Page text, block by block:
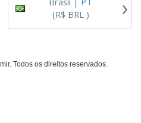
(R$ BRL )
›
Todos os direitos reservados.